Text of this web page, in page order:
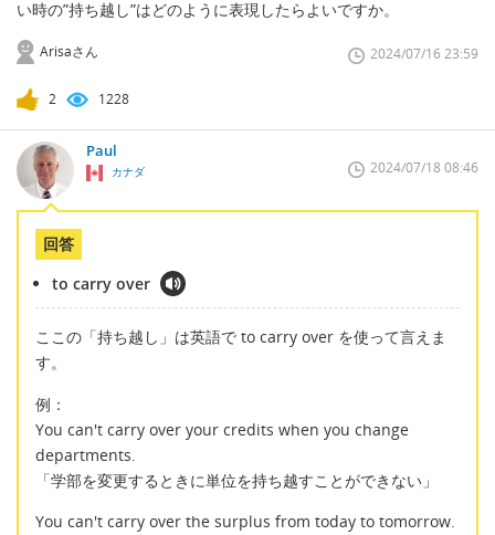
い時の”持ち越し”はどのように表現したらよいですか。
Arisaさん 2024/07/16 23:59
2 1228
Paul
カナダ 2024/07/18 08:46
回答
to carry over
ここの「持ち越し」は英語で to carry over を使って言えま
す。
例：
You can't carry over your credits when you change
departments.
「学部を変更するときに単位を持ち越すことができない」
You can't carry over the surplus from today to tomorrow.